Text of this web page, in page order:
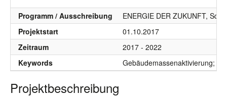
Programm / Ausschreibung
ENERGIE DER ZUKUNFT,
Projektstart
01.10.2017
Zeitraum
2017 - 2022
Keywords
Gebäudemassenaktivierung;
Projektbeschreibung